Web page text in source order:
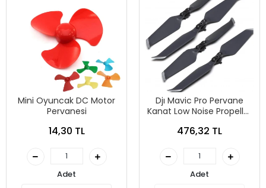
Mini Oyuncak DC Motor
Pervanesi
14,30 TL
Adet
Djı Mavic Pro Pervane
Kanat Low Noise Propeller
476,32 TL
Adet